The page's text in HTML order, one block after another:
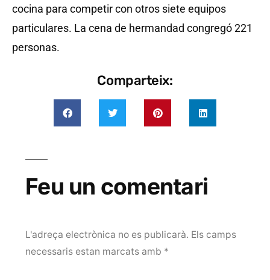
cocina para competir con otros siete equipos
particulares. La cena de hermandad congregó 221
personas.
Comparteix:
Feu un comentari
L'adreça electrònica no es publicarà. Els camps
necessaris estan marcats amb *